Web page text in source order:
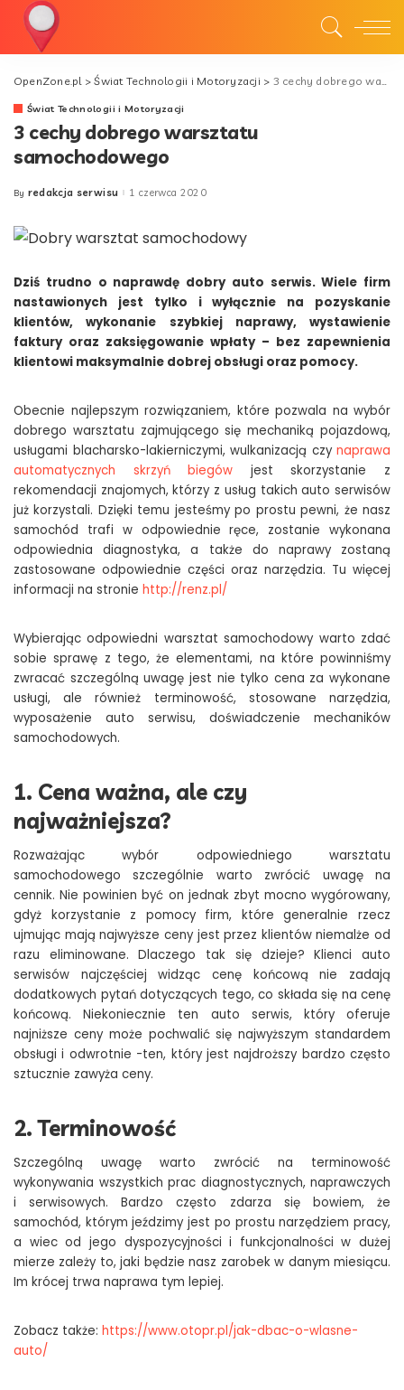
OpenZone.pl>Świat Technologii i Motoryzacji > 3 cechy dobrego warsztatu samochodowego
Świat Technologii i Motoryzacji
3 cechy dobrego warsztatu
samochodowego
Posted
By redakcja serwisu 1 czerwca 2020
Dziś trudno o naprawdę dobry auto serwis. Wiele firm
nastawionych jest tylko i wyłącznie na pozyskanie
klientów, wykonanie szybkiej naprawy, wystawienie
faktury oraz zaksięgowanie wpłaty – bez zapewnienia
klientowi maksymalnie dobrej obsługi oraz pomocy.
Obecnie najlepszym rozwiązaniem, które pozwala na wybór
dobrego warsztatu zajmującego się mechaniką pojazdową,
usługami blacharsko-lakierniczymi, wulkanizacją czy naprawa
automatycznych skrzyń biegów jest skorzystanie z
rekomendacji znajomych, którzy z usług takich auto serwisów
już korzystali. Dzięki temu jesteśmy po prostu pewni, że nasz
samochód trafi w odpowiednie ręce, zostanie wykonana
odpowiednia diagnostyka, a także do naprawy zostaną
zastosowane odpowiednie części oraz narzędzia. Tu więcej
informacji na stronie http://renz.pl/
Wybierając odpowiedni warsztat samochodowy warto zdać
sobie sprawę z tego, że elementami, na które powinniśmy
zwracać szczególną uwagę jest nie tylko cena za wykonane
usługi, ale również terminowość, stosowane narzędzia,
wyposażenie auto serwisu, doświadczenie mechaników
samochodowych.
1. Cena ważna, ale czy
najważniejsza?
Rozważając wybór odpowiedniego warsztatu
samochodowego szczególnie warto zwrócić uwagę na
cennik. Nie powinien być on jednak zbyt mocno wygórowany,
gdyż korzystanie z pomocy firm, które generalnie rzecz
ujmując mają najwyższe ceny jest przez klientów niemalże od
razu eliminowane. Dlaczego tak się dzieje? Klienci auto
serwisów najczęściej widząc cenę końcową nie zadają
dodatkowych pytań dotyczących tego, co składa się na cenę
końcową. Niekoniecznie ten auto serwis, który oferuje
najniższe ceny może pochwalić się najwyższym standardem
obsługi i odwrotnie -ten, który jest najdroższy bardzo często
sztucznie zawyża ceny.
2. Terminowość
Szczególną uwagę warto zwrócić na terminowość
wykonywania wszystkich prac diagnostycznych, naprawczych
i serwisowych. Bardzo często zdarza się bowiem, że
samochód, którym jeździmy jest po prostu narzędziem pracy,
a wiec od jego dyspozycyjności i funkcjonalności w dużej
mierze zależy to, jaki będzie nasz zarobek w danym miesiącu.
Im krócej trwa naprawa tym lepiej.
Zobacz także: https://www.otopr.pl/jak-dbac-o-wlasne-
auto/